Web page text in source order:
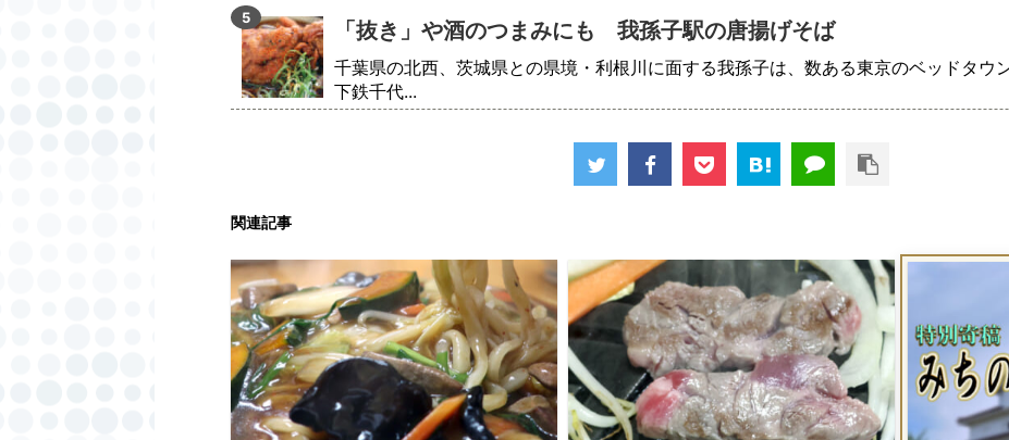
「抜き」や酒のつまみにも 我孫子駅の唐揚げそば
千葉県の北西、茨城県との県境・利根川に面する我孫子は、数ある東京のベッドタウ
下鉄千代...
関連記事